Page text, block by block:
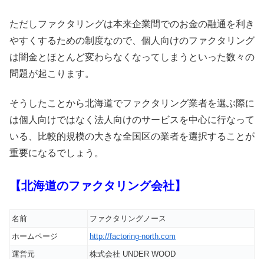
ただしファクタリングは本来企業間でのお金の融通を利き
やすくするための制度なので、個人向けのファクタリング
は闇金とほとんど変わらなくなってしまうといった数々の
問題が起こります。
そうしたことから北海道でファクタリング業者を選ぶ際に
は個人向けではなく法人向けのサービスを中心に行なって
いる、比較的規模の大きな全国区の業者を選択することが
重要になるでしょう。
【北海道のファクタリング会社】
名前
ファクタリングノース
ホームページ
http://factoring-north.com
運営元
株式会社 UNDER WOOD